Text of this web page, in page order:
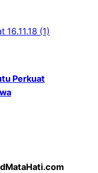
Perkuat